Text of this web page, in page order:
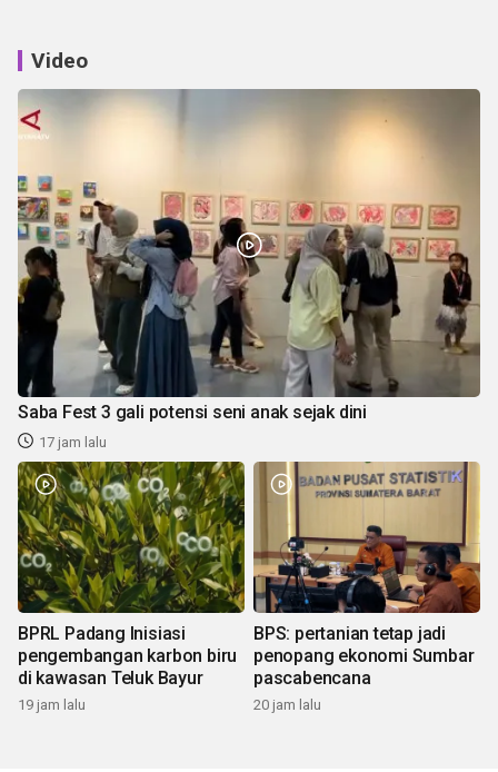
Video
Saba Fest 3 gali potensi seni anak sejak dini
17 jam lalu
BPRL Padang Inisiasi
pengembangan karbon biru
di kawasan Teluk Bayur
19 jam lalu
BPS: pertanian tetap jadi
penopang ekonomi Sumbar
pascabencana
20 jam lalu